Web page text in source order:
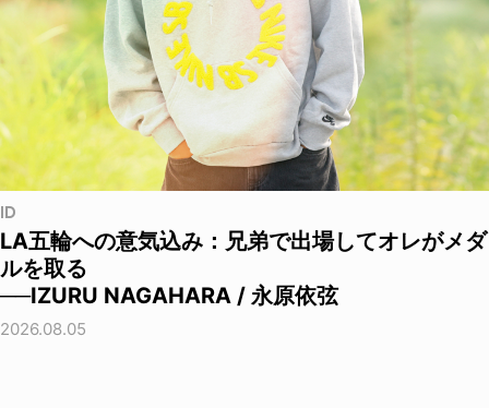
ID
LA五輪への意気込み：兄弟で出場してオレがメダ
ルを取る
──IZURU NAGAHARA / 永原依弦
2026.08.05